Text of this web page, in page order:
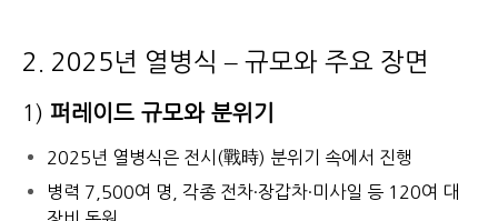
2. 2025년 열병식 – 규모와 주요 장면
1) 퍼레이드 규모와 분위기
2025년 열병식은 전시(戰時) 분위기 속에서 진행
병력 7,500여 명, 각종 전차·장갑차·미사일 등 120여 대